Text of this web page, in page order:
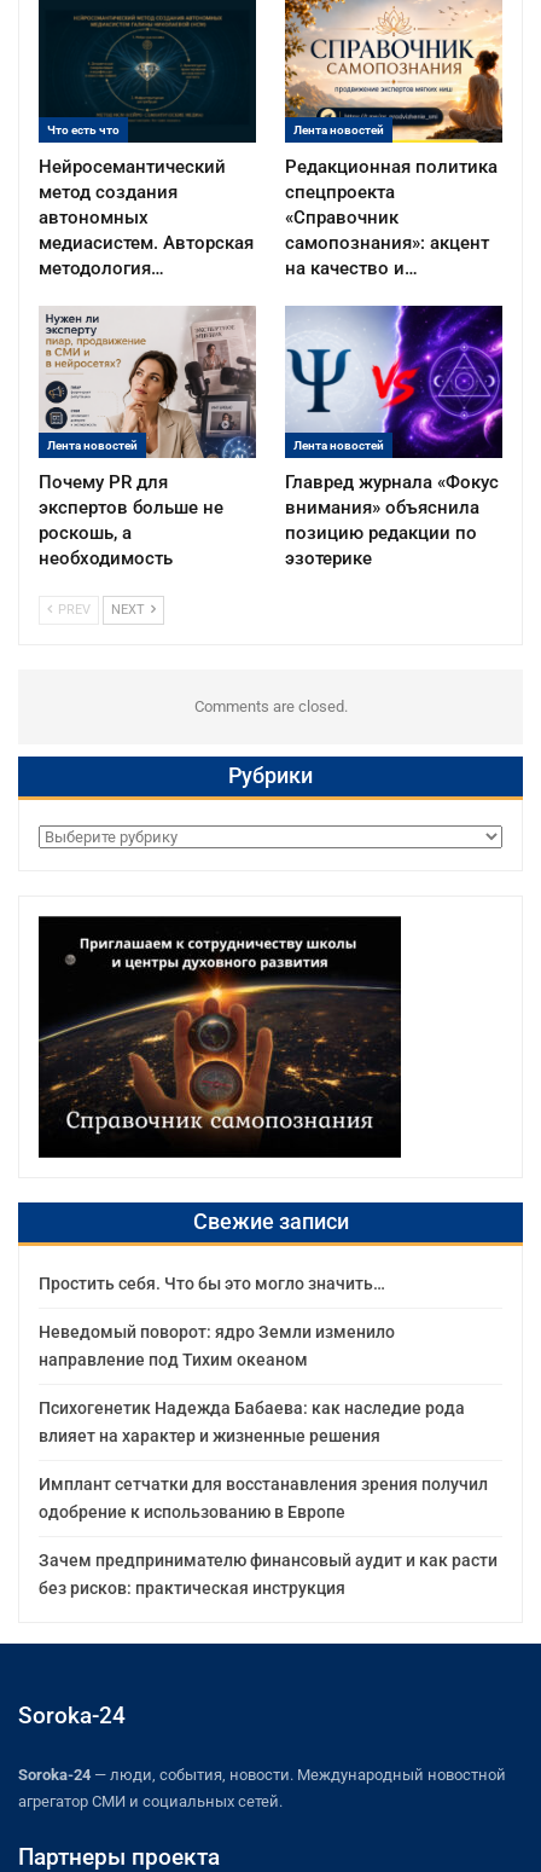
Что есть что
Нейросемантический
метод создания
автономных
медиасистем. Авторская
методология…
Лента новостей
Редакционная политика
спецпроекта
«Справочник
самопознания»: акцент
на качество и…
Лента новостей
Почему PR для
экспертов больше не
роскошь, а
необходимость
Лента новостей
Главред журнала «Фокус
внимания» объяснила
позицию редакции по
эзотерике
PREV NEXT
Comments are closed.
Рубрики
Рубрики
Свежие записи
Простить себя. Что бы это могло значить…
Неведомый поворот: ядро Земли изменило
направление под Тихим океаном
Психогенетик Надежда Бабаева: как наследие рода
влияет на характер и жизненные решения
Имплант сетчатки для восстанавления зрения получил
одобрение к использованию в Европе
Зачем предпринимателю финансовый аудит и как расти
без рисков: практическая инструкция
Soroka-24
Soroka-24 — люди, события, новости. Международный новостной
агрегатор СМИ и социальных сетей.
Партнеры проекта